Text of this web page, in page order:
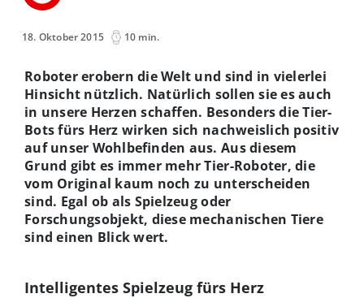
18. Oktober 2015 10 min.
Roboter erobern die Welt und sind in vielerlei
Hinsicht nützlich. Natürlich sollen sie es auch
in unsere Herzen schaffen. Besonders die Tier-
Bots fürs Herz wirken sich nachweislich positiv
auf unser Wohlbefinden aus. Aus diesem
Grund gibt es immer mehr Tier-Roboter, die
vom Original kaum noch zu unterscheiden
sind. Egal ob als Spielzeug oder
Forschungsobjekt, diese mechanischen Tiere
sind einen Blickwert.
Intelligentes Spielzeug fürs Herz